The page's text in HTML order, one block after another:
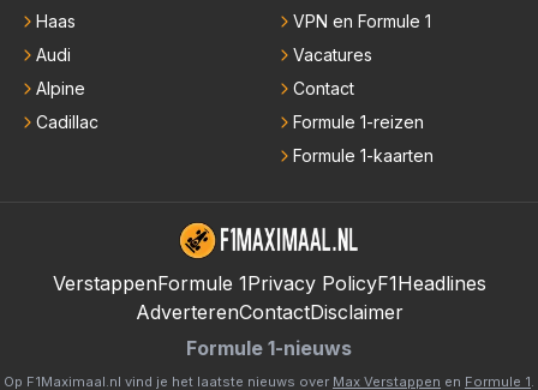
Haas
Audi
Alpine
Cadillac
VPN en Formule 1
Vacatures
Contact
Formule 1-reizen
Formule 1-kaarten
VerstappenFormule 1Privacy PolicyF1Headlines
AdverterenContactDisclaimer
Formule 1-nieuws
Op F1Maximaal.nl vind je het laatste nieuws over Max Verstappen en Formule 1.